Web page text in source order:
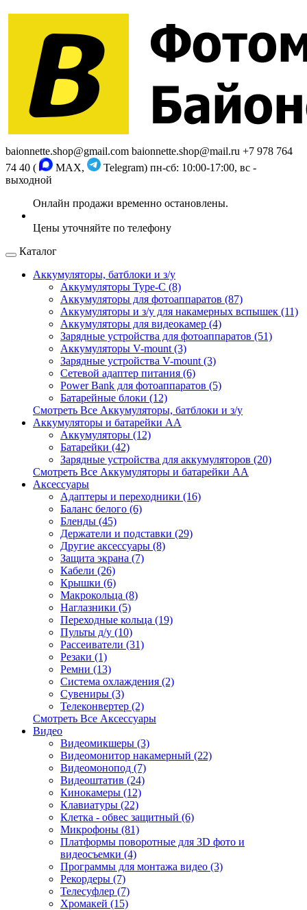
baionnette.shop@gmail.com baionnette.shop@mail.ru +7 978 764
74 40 (
MAX, Telegram) пн-сб: 10:00-17:00, вс -
выходной
Каталог
Аккумуляторы, батблоки и з/у
Аккумуляторы Type-C (8)
Аккумуляторы для фотоаппаратов (87)
Аккумуляторы и з/у для накамерных вспышек (11)
Аккумуляторы для видеокамер (4)
Зарядные устройства для фотоаппаратов (51)
Аккумуляторы V-mount (3)
Зарядные устройства V-mount (3)
Сетевой адаптер питания (6)
Power Bank для фотоаппаратов (5)
Батарейные блоки (12)
Смотреть Все Аккумуляторы, батблоки и з/у
Аккумуляторы и батарейки AA
Аккумуляторы (12)
Батарейки (42)
Зарядные устройства для аккумуляторов (20)
Смотреть Все Аккумуляторы и батарейки AA
Аксессуары
Адаптеры и переходники (16)
Баланс белого (6)
Бленды (45)
Держатели и подставки (29)
Другие аксессуары (8)
Защита экрана (7)
Кабели (26)
Крышки (6)
Макрокольца (8)
Наглазники (5)
Переходные кольца (19)
Пульты д/у (10)
Рассеиватели (31)
Резаки (1)
Ремни (13)
Система охлаждения (2)
Сувениры (3)
Телеконвертер (2)
Смотреть Все Аксессуары
Видео
Видеомикшеры (3)
Видеомонитор накамерный (22)
Видеомонопод (7)
Видеоштатив (24)
Кинокамеры (12)
Клавиатуры (22)
Клетка - обвес защитный (6)
Микрофоны (81)
Платформы поворотные для 3D фото и
видеосъемки (4)
Программы для монтажа видео (3)
Рекордеры (7)
Телесуфлер (7)
Хромакей (15)